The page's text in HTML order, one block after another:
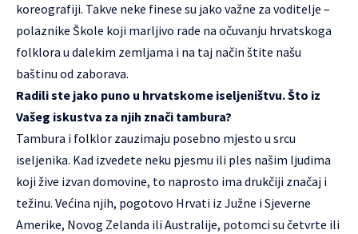
koreografiji. Takve neke finese su jako važne za voditelje –
polaznike Škole koji marljivo rade na očuvanju hrvatskoga
folklora u dalekim zemljama i na taj način štite našu
baštinu od zaborava.
Radili ste jako puno u hrvatskome iseljeništvu. Što iz
Vašeg iskustva za njih znači tambura?
Tambura i folklor zauzimaju posebno mjesto u srcu
iseljenika. Kad izvedete neku pjesmu ili ples našim ljudima
koji žive izvan domovine, to naprosto ima drukčiji značaj i
težinu. Većina njih, pogotovo Hrvati iz Južne i Sjeverne
Amerike, Novog Zelanda ili Australije, potomci su četvrte ili